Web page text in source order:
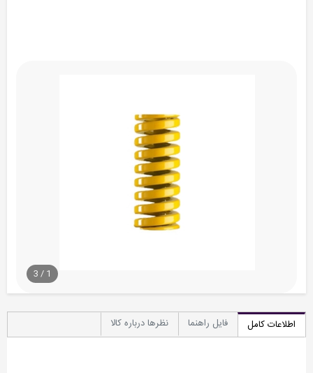
1
/
3
اطلاعات کامل فایل راهنما نظرها درباره کالا